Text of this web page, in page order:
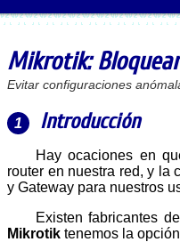
Mikrotik:
Evitar configuraciones
Introducción
Hay ocaciones en que tenemos algún usuario "Pillo" que instala sin autorización un
router en nuestra red, y la
y Gateway para nuestros
Existen fabricantes
Mikrotik tenemos la